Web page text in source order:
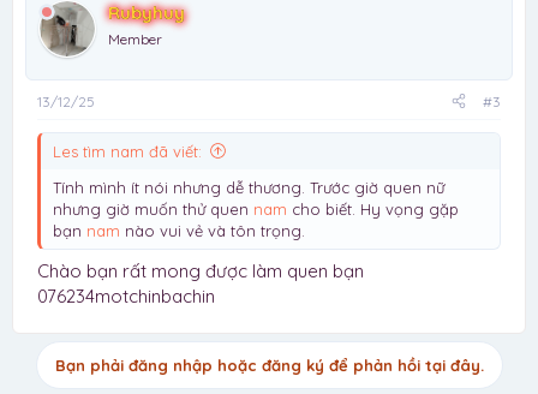
i
o
n
Rubyhuy
Member
13/12/25 #3
Les tìm nam đã viết:
Tính mình ít nói nhưng dễ thương. Trước giờ quen nữ
nhưng giờ muốn thử quen nam cho biết. Hy vọng gặp
bạn nam nào vui vẻ và tôn trọng.
Chào bạn rất mong được làm quen bạn
076234motchinbachin
Bạn phải đăng nhập hoặc đăng ký để phản hồi tại đây.